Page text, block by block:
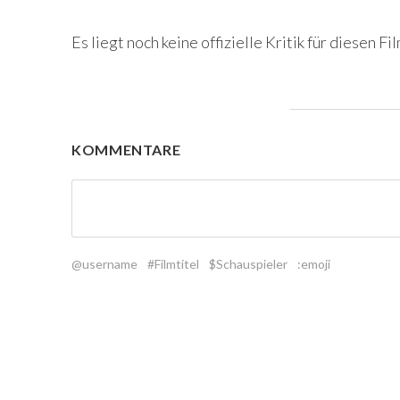
Es liegt noch keine offizielle Kritik für diesen
KOMMENTARE
@username #Filmtitel $Schauspieler :emoji